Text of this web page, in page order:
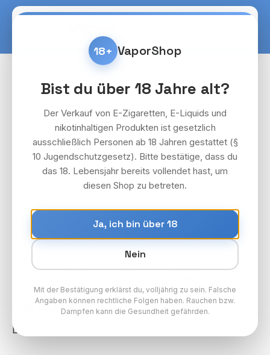
Zum Hauptinhalt springen
Bildergalerie überspringen
10x LIQ IT Liquid - Milk Coffee
LIQ IT Paket
18+ VaporShop
Bist du über 18 Jahre alt?
Der Verkauf von E-Zigaretten, E-Liquids und
nikotinhaltigen Produkten ist gesetzlich
ausschließlich Personen ab 18 Jahren gestattet (§
10 Jugendschutzgesetz). Bitte bestätige, dass du
das 18. Lebensjahr bereits vollendet hast, um
diesen Shop zu betreten.
Ja, ich bin über 18
Nein
Mit der Bestätigung erklärst du, volljährig zu sein. Falsche
Angaben können rechtliche Folgen haben. Rauchen bzw.
Dampfen kann die Gesundheit gefährden.